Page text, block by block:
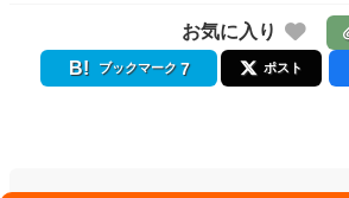
お気に入り
ブックマーク 7 ポスト